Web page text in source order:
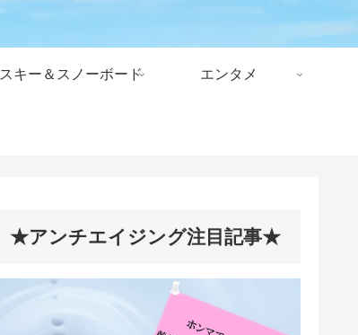
スキー＆スノーボード エンタメ
★アンチエイジング注目記事★